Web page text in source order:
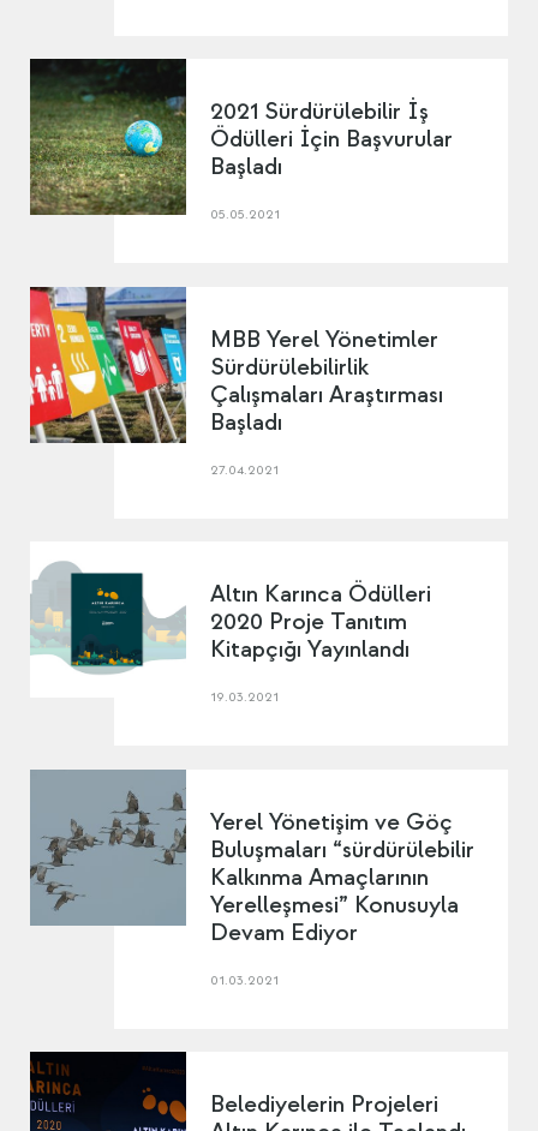
2021 Sürdürülebilir İş
Ödülleri İçin Başvurular
Başladı
05.05.2021
MBB Yerel Yönetimler
Sürdürülebilirlik
Çalışmaları Araştırması
Başladı
27.04.2021
Altın Karınca Ödülleri
2020 Proje Tanıtım
Kitapçığı Yayınlandı
19.03.2021
Yerel Yönetişim ve Göç
Buluşmaları “sürdürülebilir
Kalkınma Amaçlarının
Yerelleşmesi” Konusuyla
Devam Ediyor
01.03.2021
Belediyelerin Projeleri